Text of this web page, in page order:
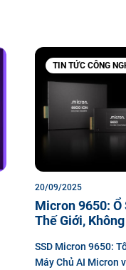
TIN TỨC CÔNG
20/09/2025
Micron 9650: Ổ
Thế Giới,
SSD Micron 9650:
Máy Chủ AI Micron